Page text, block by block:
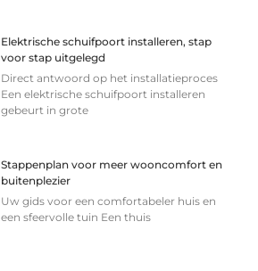
Elektrische schuifpoort installeren, stap
voor stap uitgelegd
Direct antwoord op het installatieproces
Een elektrische schuifpoort installeren
gebeurt in grote
Stappenplan voor meer wooncomfort en
buitenplezier
Uw gids voor een comfortabeler huis en
een sfeervolle tuin Een thuis